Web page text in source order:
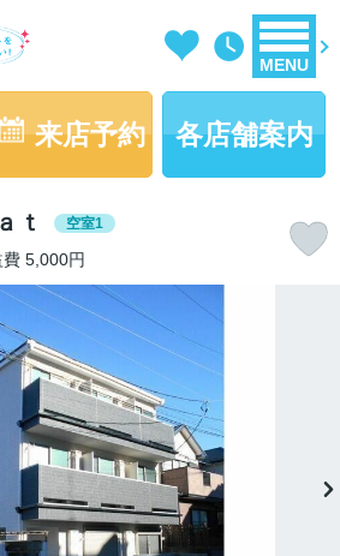
MENU
来店予約 各店舗案内
ｔ 空室1
5,000円